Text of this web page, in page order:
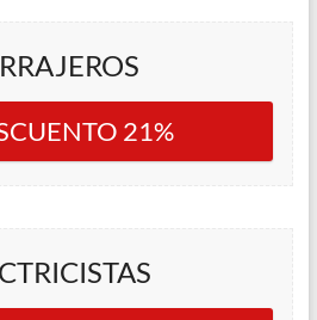
21%